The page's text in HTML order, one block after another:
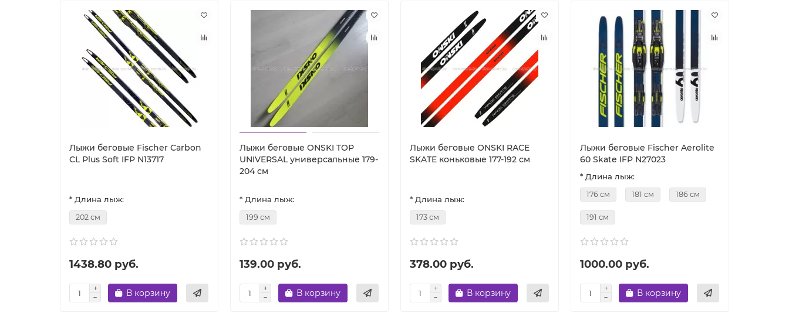
Лыжи беговые Fischer Carbon
CL Plus Soft IFP N13717
* Длина лыж:
202 см
1438.80 руб.
В корзину
Лыжи беговые ONSKI TOP
UNIVERSAL универсальные 179-
204 см
* Длина лыж:
199 см
139.00 руб.
В корзину
Лыжи беговые ONSKI RACE
SKATE коньковые 177-192 см
* Длина лыж:
173 см
378.00 руб.
В корзину
Лыжи беговые Fischer Aerolite
60 Skate IFP N27023
* Длина лыж:
176 см 181 см 186 см
191 см
1000.00 руб.
В корзину